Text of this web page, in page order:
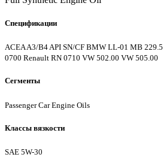
Спецификации
ACEA A3/B4API SN/CF BMW LL-01 MB 229.5
0700 Renault RN 0710 VW 502.00 VW 505.00
Сегменты
Passenger Car Engine Oils
Классы вязкости
SAE 5W-30